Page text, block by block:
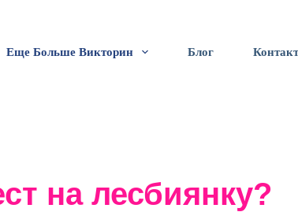
Еще Больше Викторин Блог Контакт
на лесбиянку?